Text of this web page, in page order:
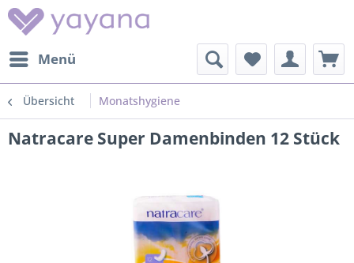
Menü
Übersicht Monatshygiene
Natracare Super Damenbinden 12 Stück